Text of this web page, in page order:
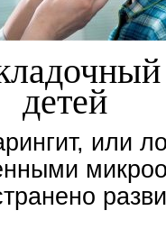
детей
или